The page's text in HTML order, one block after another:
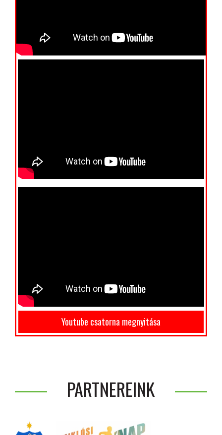
Youtube csatorna megnyitása
PARTNEREINK